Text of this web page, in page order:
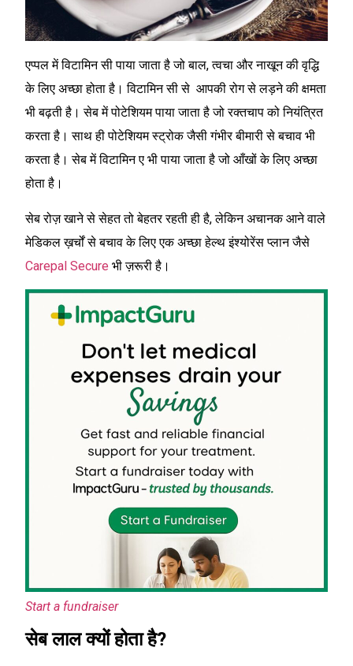
एप्पल में विटामिन सी पाया जाता है जो बाल, त्वचा और नाखून की वृद्धि
के लिए अच्छा होता है। विटामिन सी से आपकी रोग से लड़ने की क्षमता
भी बढ़ती है। सेब में पोटेशियम पाया जाता है जो रक्तचाप को नियंत्रित
करता है। साथ ही पोटेशियम स्ट्रोक जैसी गंभीर बीमारी से बचाव भी
करता है। सेब में विटामिन ए भी पाया जाता है जो आँखों के लिए अच्छा
होता है।
सेब रोज़ खाने से सेहत तो बेहतर रहती ही है, लेकिन अचानक आने वाले
मेडिकल ख़र्चों से बचाव के लिए एक अच्छा हेल्थ इंश्योरेंस प्लान जैसे
Carepal Secure भी ज़रूरी है।
Start a fundraiser
सेब लाल क्यों होता है?